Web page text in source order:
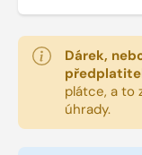
Dárek,
plátce, a to
úhrady.